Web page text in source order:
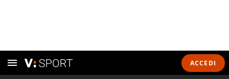
ACCEDI